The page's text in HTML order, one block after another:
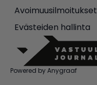
Avoimuusilmoitukset
Evästeiden hallinta
Powered by Anygraaf